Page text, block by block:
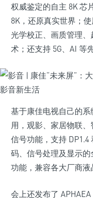
权威鉴定的自主 8K 芯
8K，还原真实世界；
光学校正、画质管理
术；还支持 5G、AI 等
基于康佳电视自己的
用，观影、家居物联
信号功能，支持 DP1.4
码、信号处理及显示的
功能，兼容各大厂商液
会上还发布了